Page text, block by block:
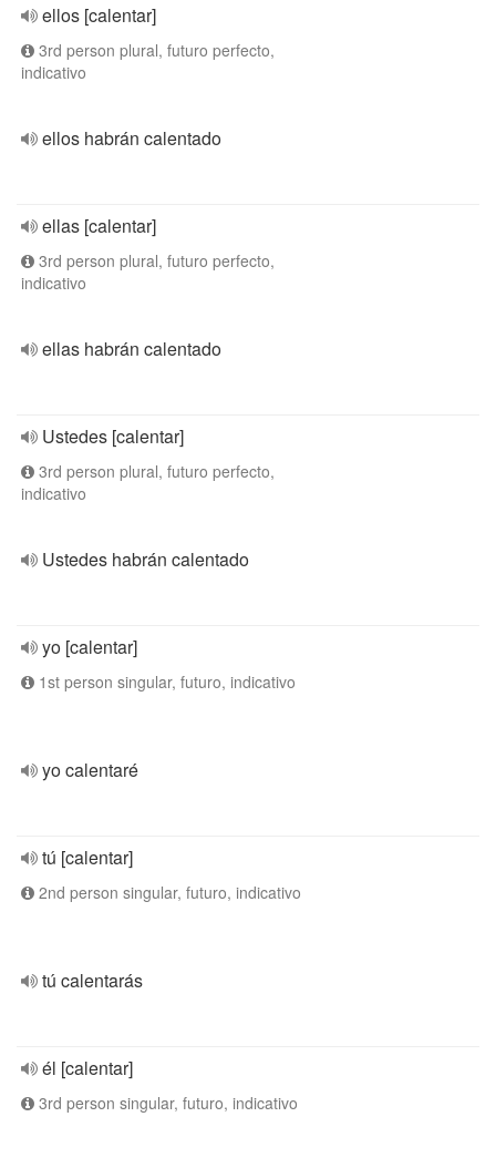
ellos [calentar]
3rd person plural, futuro perfecto,
indicativo
ellos habrán calentado
ellas [calentar]
3rd person plural, futuro perfecto,
indicativo
ellas habrán calentado
Ustedes [calentar]
3rd person plural, futuro perfecto,
indicativo
Ustedes habrán calentado
yo [calentar]
1st person singular, futuro, indicativo
yo calentaré
tú [calentar]
2nd person singular, futuro, indicativo
tú calentarás
él [calentar]
3rd person singular, futuro, indicativo